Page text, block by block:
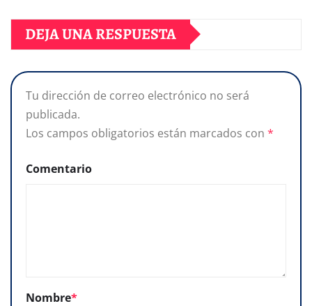
DEJA UNA RESPUESTA
Tu dirección de correo electrónico no será
publicada.
Los campos obligatorios están marcados con *
Comentario
Nombre*